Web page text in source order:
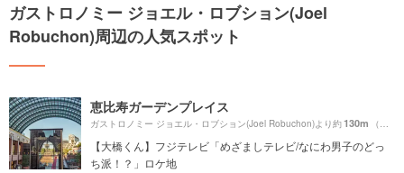
ガストロノミー ジョエル・ロブション(Joel
Robuchon)周辺の人気スポット
恵比寿ガーデンプレイス
ガストロノミー ジョエル・ロブション(Joel Robuchon)より約130m （徒歩3分）
【大橋くん】フジテレビ「めざましテレビ/なにわ男子のどっ
ち派！？」ロケ地